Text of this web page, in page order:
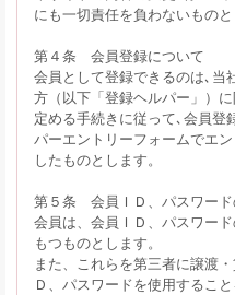
にも一切責任を負わないものと
第４条 会員登録について
会員として登録できるのは､当
方（以下「登録ヘルパー」）
定める手続きに従って､会員登
パーエントリーフォームでエ
したものとします。
第５条 会員ＩＤ、パスワード
会員は、会員ＩＤ、パスワー
もつものとします。
また、これらを第三者に譲渡
Ｄ、パスワードを使用すること